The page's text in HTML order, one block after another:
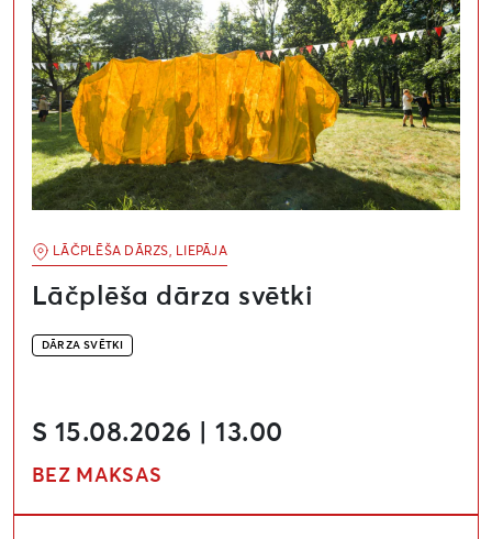
LĀČPLĒŠA DĀRZS, LIEPĀJA
Lāčplēša dārza svētki
DĀRZA SVĒTKI
S 15.08.2026 | 13.00
BEZ MAKSAS